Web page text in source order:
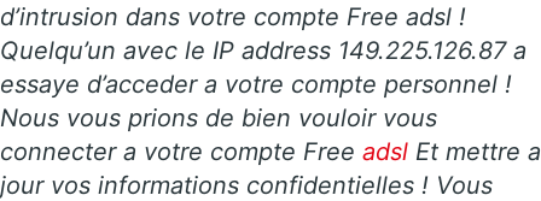
d’intrusion dans votre compte Free adsl !
Quelqu’un avec le IP address 149.225.126.87 a
essaye d’acceder a votre compte personnel !
Nous vous prions de bien vouloir vous
connecter a votre compte Free adsl Et mettre a
jour vos informations confidentielles ! Vous